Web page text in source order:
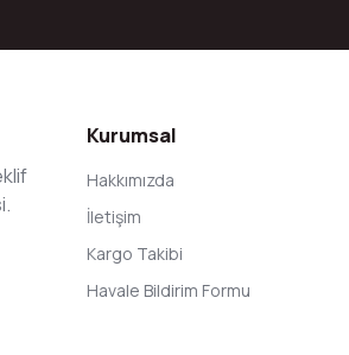
Kurumsal
Hakkımızda
İletişim
Kargo Takibi
Havale Bildirim Formu